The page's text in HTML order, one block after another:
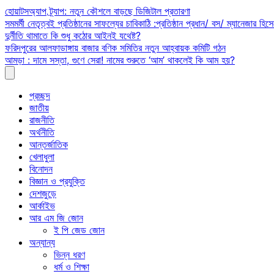
Skip
to
content
হোয়াটসঅ্যাপ ট্র্যাপ: নতুন কৌশলে বাড়ছে ডিজিটাল প্রতারণা
সমমর্মী নেতৃত্বই প্রতিষ্ঠানের সাফল্যের চাবিকাঠি :প্রতিষ্ঠান প্রধান/ বস/ ম্যানেজার
দুর্নীতি থামাতে কি শুধু কঠোর আইনই যথেষ্ট?
ফরিদপুরের আলফাডাঙ্গায় বাজার বণিক সমিতির নতুন আহ্বায়ক কমিটি গঠন
আমড়া : দামে সস্তা, গুণে সেরা! নামের শুরুতে ‘আম’ থাকলেই কি আম হয়?
প্রচ্ছদ
জাতীয়
রাজনীতি
অর্থনীতি
আন্তর্জাতিক
খেলাধুলা
বিনোদন
বিজ্ঞান ও প্রযুক্তি
দেশজুড়ে
আর্কাইভ
আর এম জি জোন
ই পি জেড জোন
অন্যান্য
ভিন্ন ধরণ
ধর্ম ও শিক্ষা